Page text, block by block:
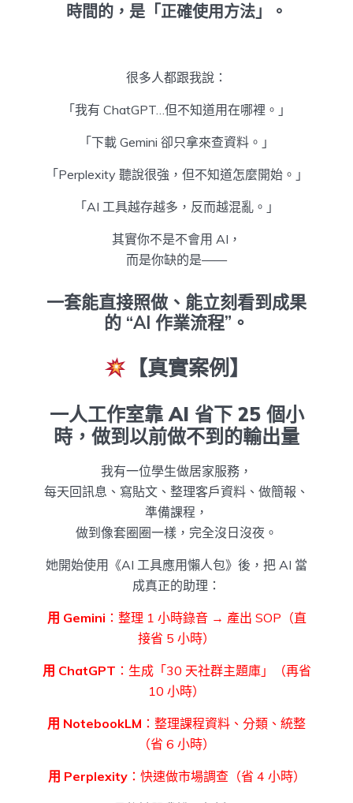
時間的，是「正確使用方法」。
很多人都跟我說：
「我有 ChatGPT…但不知道用在哪裡。」
「下載 Gemini 卻只拿來查資料。」
「Perplexity 聽說很強，但不知道怎麼開始。」
「AI 工具越存越多，反而越混亂。」
其實你不是不會用 AI，
而是你缺的是——
一套能直接照做、能立刻看到成果
的 “AI 作業流程”。
【真實案例】
一人工作室靠 AI 省下 25 個小
時，做到以前做不到的輸出量
我有一位學生做居家服務，
每天回訊息、寫貼文、整理客戶資料、做簡報、
準備課程，
做到像套圈圈一樣，完全沒日沒夜。
她開始使用《AI 工具應用懶人包》後，把 AI 當
成真正的助理：
用 Gemini ：整理 1 小時錄音 → 產出 SOP（直
接省 5 小時）
用 ChatGPT ：生成「30 天社群主題庫」（再省
10 小時）
用 NotebookLM ：整理課程資料、分類、統整
（省 6 小時）
用 Perplexity：快速做市場調查（省 4 小時）